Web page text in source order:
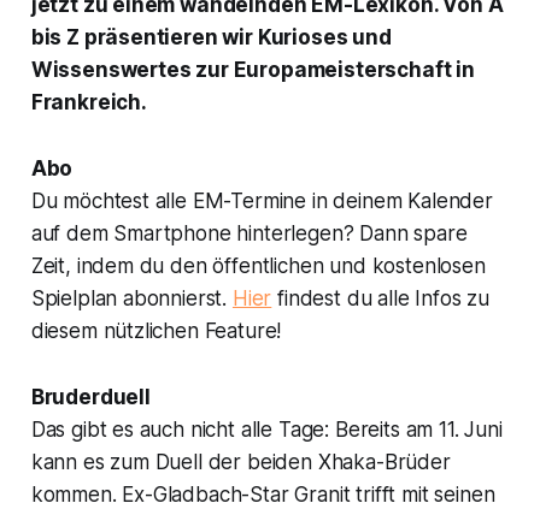
jetzt zu einem wandelnden EM-Lexikon. Von A
bis Z präsentieren wir Kurioses und
Wissenswertes zur Europameisterschaft in
Frankreich.
Abo
Du möchtest alle EM-Termine in deinem Kalender
auf dem Smartphone hinterlegen? Dann spare
Zeit, indem du den öffentlichen und kostenlosen
Spielplan abonnierst. Hier findest du alle Infos zu
diesem nützlichen Feature!
Bruderduell
Das gibt es auch nicht alle Tage: Bereits am 11. Juni
kann es zum Duell der beiden Xhaka-Brüder
kommen. Ex-Gladbach-Star Granit trifft mit seinen